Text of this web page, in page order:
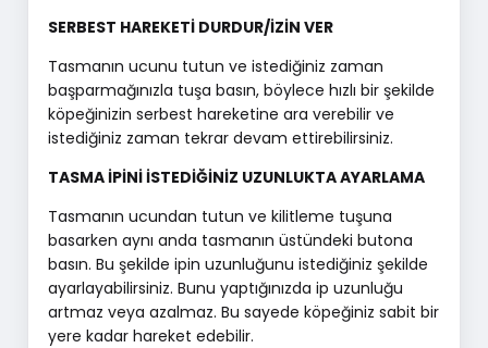
SERBEST HAREKETİ DURDUR/İZİN VER
Tasmanın ucunu tutun ve istediğiniz zaman
başparmağınızla tuşa basın, böylece hızlı bir şekilde
köpeğinizin serbest hareketine ara verebilir ve
istediğiniz zaman tekrar devam ettirebilirsiniz.
TASMA İPİNİ İSTEDİĞİNİZ UZUNLUKTA AYARLAMA
Tasmanın ucundan tutun ve kilitleme tuşuna
basarken aynı anda tasmanın üstündeki butona
basın. Bu şekilde ipin uzunluğunu istediğiniz şekilde
ayarlayabilirsiniz. Bunu yaptığınızda ip uzunluğu
artmaz veya azalmaz. Bu sayede köpeğiniz sabit bir
yere kadar hareket edebilir.